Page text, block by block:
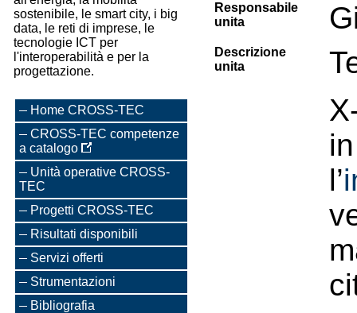
sostenibile, le smart city, i big
data, le reti di imprese, le
tecnologie ICT per
l'interoperabilità e per la
progettazione.
Home CROSS-TEC
CROSS-TEC competenze
a catalogo
Unità operative CROSS-
TEC
Progetti CROSS-TEC
Risultati disponibili
Servizi offerti
Strumentazioni
Bibliografia
Responsabile
unita
Descrizione
unita
l’